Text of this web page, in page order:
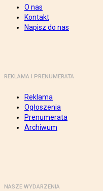
O nas
Kontakt
Napisz do nas
REKLAMA I PRENUMERATA
Reklama
Ogłoszenia
Prenumerata
Archiwum
NASZE WYDARZENIA